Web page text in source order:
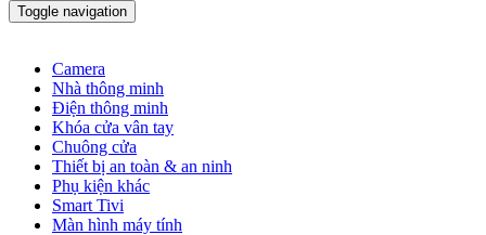
Toggle navigation
Camera
Nhà thông minh
Điện thông minh
Khóa cửa vân tay
Chuông cửa
Thiết bị an toàn & an ninh
Phụ kiện khác
Smart Tivi
Màn hình máy tính